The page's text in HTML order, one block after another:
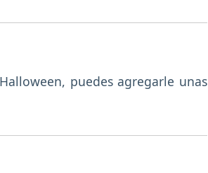
puedes agregarle unas